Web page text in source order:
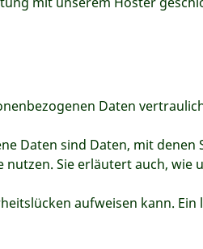
Daten
Daten sind Daten, mit
Sie erläutert auch, wie
aufweisen kann. Ein